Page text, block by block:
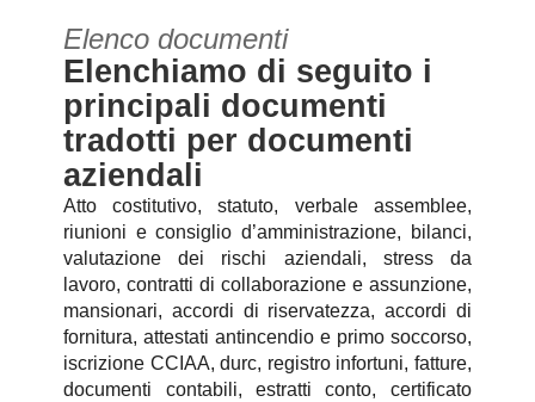
Elenco documenti
Elenchiamo di seguito i
principali documenti
tradotti per documenti
aziendali
Atto costitutivo, statuto, verbale assemblee,
riunioni e consiglio d’amministrazione, bilanci,
valutazione dei rischi aziendali, stress da
lavoro, contratti di collaborazione e assunzione,
mansionari, accordi di riservatezza, accordi di
fornitura, attestati antincendio e primo soccorso,
iscrizione CCIAA, durc, registro infortuni, fatture,
documenti contabili, estratti conto, certificato